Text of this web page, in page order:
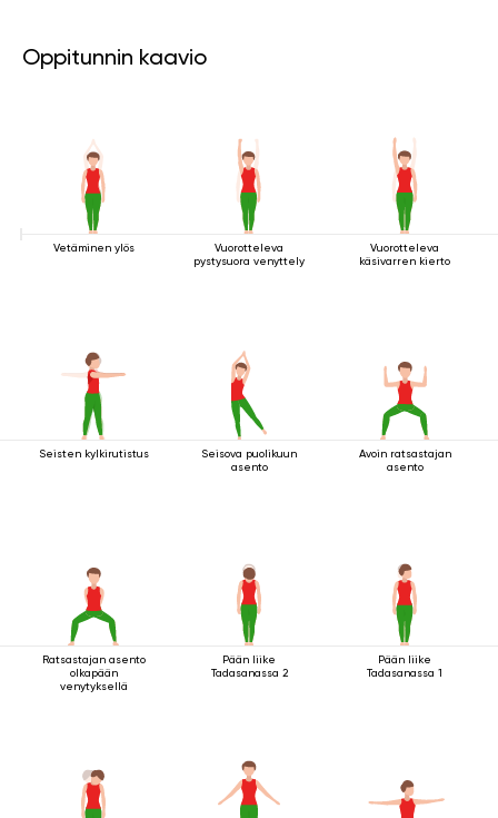
Oppitunnin kaavio
Vetäminen ylös
Vuorotteleva
pystysuora venyttely
Vuorotteleva
käsivarren kierto
Seisten kylkirutistus
Seisova puolikuun
asento
Avoin ratsastajan
asento
Ratsastajan asento
olkapään
venytyksellä
Pään liike
Tadasanassa 2
Pään liike
Tadasanassa 1